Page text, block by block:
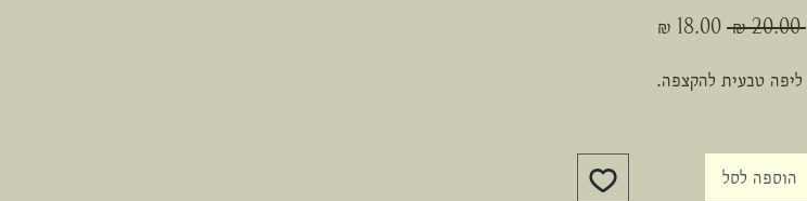
‏20.00 ‏₪
מחיר
ליפה טבעית להקצפה.
הוספה לסל